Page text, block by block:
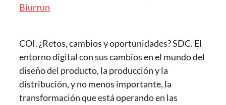
Biurrun
COI. ¿Retos, cambios y oportunidades? SDC. El
entorno digital con sus cambios en el mundo del
diseño del producto, la producción y la
distribución, y no menos importante, la
transformación que está operando en las